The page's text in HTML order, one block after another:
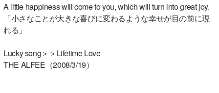
A little happiness will come to you, which will turn into great joy.
「小さなことが大きな喜びに変わるような幸せが目の前に現
れる」
Lucky song＞＞Lifetime Love
THE ALFEE（2008/3/19）